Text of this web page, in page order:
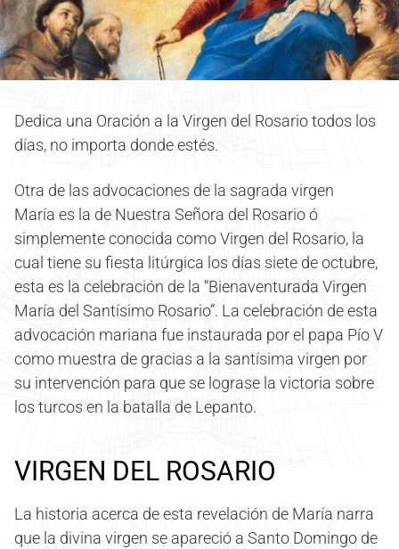
Dedica una Oración a la Virgen del Rosario todos los
días, no importa donde estés.
Otra de las advocaciones de la sagrada virgen
María es la de Nuestra Señora del Rosario ó
simplemente conocida como Virgen del Rosario, la
cual tiene su fiesta litúrgica los días siete de octubre,
esta es la celebración de la “Bienaventurada Virgen
María del Santísimo Rosario”. La celebración de esta
advocación mariana fue instaurada por el papa Pío V
como muestra de gracias a la santísima virgen por
su intervención para que se lograse la victoria sobre
los turcos en la batalla de Lepanto.
VIRGEN DEL ROSARIO
La historia acerca de esta revelación de María narra
que la divina virgen se apareció a Santo Domingo de